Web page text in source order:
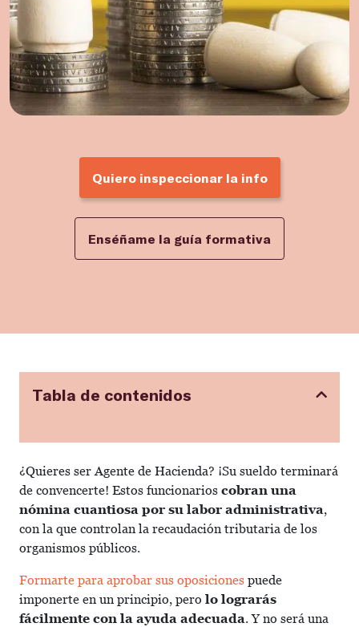
Quiero inspeccionar la info
Enséñame la guía formativa
Tabla de contenidos
¿Quieres ser Agente de Hacienda? ¡Su sueldo terminará
de convencerte! Estos funcionarios cobran una
nómina cuantiosa por su labor administrativa,
con la que controlan la recaudación tributaria de los
organismos públicos.
Formarte para aprobar sus oposiciones puede
imponerte en un principio, pero lo lograrás
fácilmente con la ayuda adecuada. Y no será una